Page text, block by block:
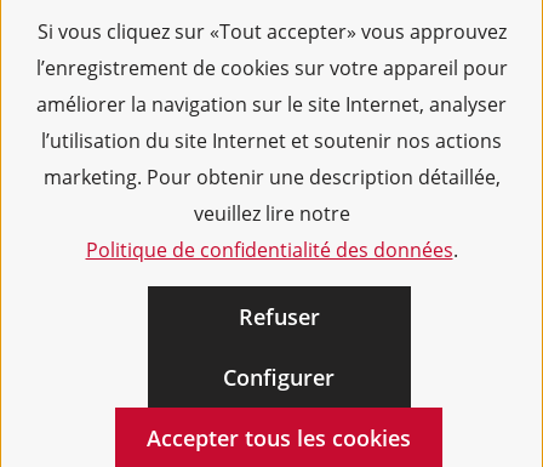
Si vous cliquez sur «Tout accepter» vous approuvez
l’enregistrement de cookies sur votre appareil pour
améliorer la navigation sur le site Internet, analyser
l’utilisation du site Internet et soutenir nos actions
marketing. Pour obtenir une description détaillée,
veuillez lire notre
Politique de confidentialité des données.
Refuser
Configurer
Accepter tous les cookies